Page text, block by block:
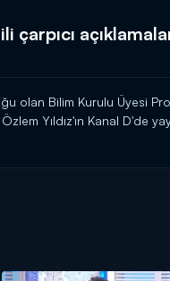
çarpıcı
olan Bilim Kurulu Üyesi
Yıldız'ın Kanal D'de
gün ışığının azalmasıyla